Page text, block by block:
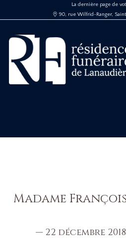
La dernière page de
90, rue Wilfrid-Ranger,
Madame
— 22 décembre 2018